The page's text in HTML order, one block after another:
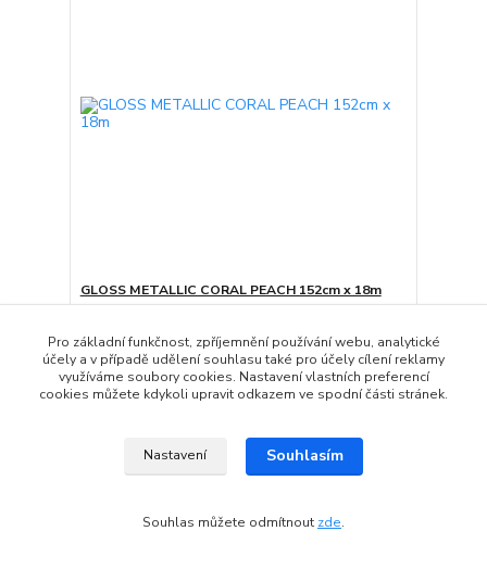
GLOSS METALLIC CORAL PEACH 152cm x 18m
14 990 Kč bez DPH Není skladem
Přidat do košíku
Pro základní funkčnost, zpříjemnění používání webu, analytické
účely a v případě udělení souhlasu také pro účely cílení reklamy
využíváme soubory cookies. Nastavení vlastních preferencí
cookies můžete kdykoli upravit odkazem ve spodní části stránek.
Nastavení Souhlasím
Souhlas můžete odmítnout zde.